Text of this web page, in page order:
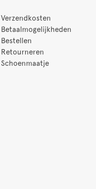
Verzendkosten
Betaalmogelijkheden
Bestellen
Retourneren
Schoenmaatje